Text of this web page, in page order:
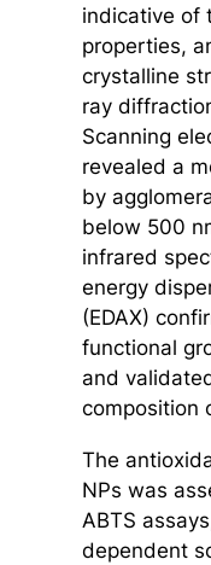
indicative of
properties,
crystalline
ray
Scanning
revealed a
by
below 500
infrared
energy
(EDAX)
functional
and
composition
The
NPs was
ABTS
dependent